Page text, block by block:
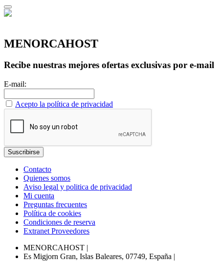
MENORCAHOST
Recibe nuestras mejores ofertas exclusivas por e-mail
E-mail:
Acepto la política de privacidad
Contacto
Quienes somos
Aviso legal y politica de privacidad
Mi cuenta
Preguntas frecuentes
Política de cookies
Condiciones de reserva
Extranet Proveedores
MENORCAHOST |
Es Migjorn Gran, Islas Baleares, 07749, España |